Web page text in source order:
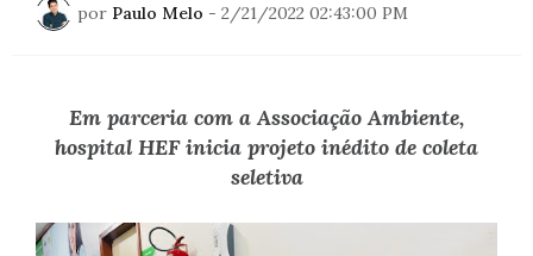
por Paulo Melo - 2/21/2022 02:43:00 PM
Em parceria com a Associação Ambiente,
hospital HEF inicia projeto inédito de coleta
seletiva